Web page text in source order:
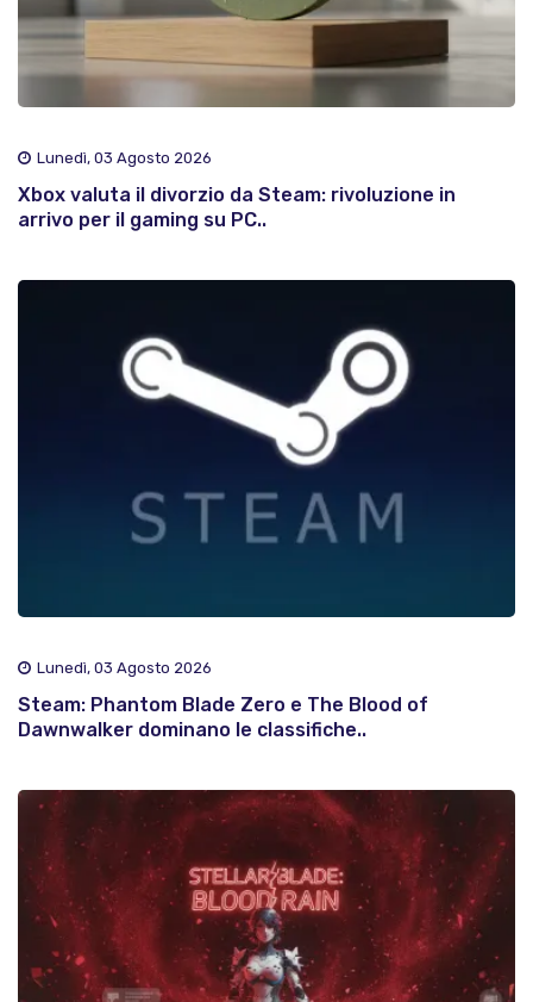
Lunedì, 03 Agosto 2026
Xbox valuta il divorzio da Steam: rivoluzione in
arrivo per il gaming su PC..
Lunedì, 03 Agosto 2026
Steam: Phantom Blade Zero e The Blood of
Dawnwalker dominano le classifiche..